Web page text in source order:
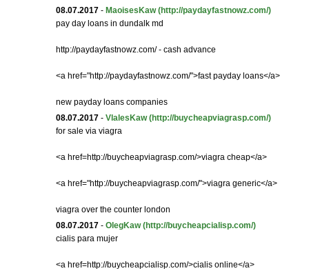
08.07.2017 - MaoisesKaw (http://paydayfastnowz.com/)
pay day loans in dundalk md
http://paydayfastnowz.com/ - cash advance
<a href="http://paydayfastnowz.com/">fast payday loans</a>
new payday loans companies
08.07.2017 - VlalesKaw (http://buycheapviagrasp.com/)
for sale via viagra
<a href=http://buycheapviagrasp.com/>viagra cheap</a>
<a href="http://buycheapviagrasp.com/">viagra generic</a>
viagra over the counter london
08.07.2017 - OlegKaw (http://buycheapcialisp.com/)
cialis para mujer
<a href=http://buycheapcialisp.com/>cialis online</a>